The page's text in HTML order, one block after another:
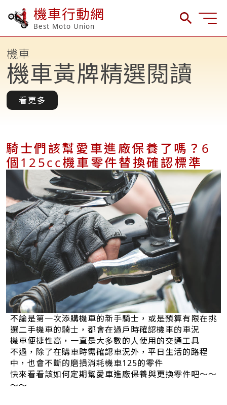
機車行動網
Best Moto Union
機車
機車黃牌精選閱讀
看更多
騎士們該幫愛車進廠保養了嗎？6
個125cc機車零件替換確認標準
不論是第一次添購機車的新手騎士，或是預算有限在挑
選二手機車的騎士，都會在過戶時確認機車的車況
機車便捷性高，一直是大多數的人使用的交通工具
不過，除了在購車時需確認車況外，平日生活的路程
中，也會不斷的磨損消耗機車125的零件
快來看看該如何定期幫愛車進廠保養與更換零件吧～～
～～